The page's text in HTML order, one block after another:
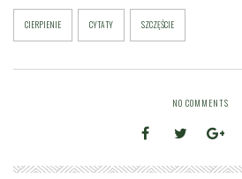
CIERPIENIE CYTATY SZCZĘŚCIE
NO COMMENTS